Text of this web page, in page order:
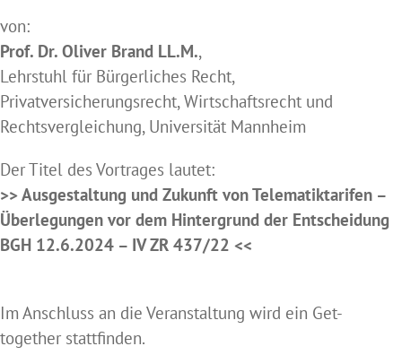
von:
Prof. Dr. Oliver Brand LL.M.,
Lehrstuhl für Bürgerliches Recht,
Privatversicherungsrecht, Wirtschaftsrecht und
Rechtsvergleichung, Universität Mannheim
Der Titel des Vortrages lautet:
>> Ausgestaltung und Zukunft von Telematiktarifen –
Überlegungen vor dem Hintergrund der Entscheidung
BGH 12.6.2024 – IV ZR 437/22 <<
Im Anschluss an die Veranstaltung wird ein Get-
together stattfinden.